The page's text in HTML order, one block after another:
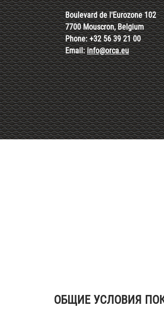
Boulevard de l'Eurozone 102
7700 Mouscron, Belgium
Phone: +32 56 39 21 00
Email:info@orca.eu
ОБЩИЕ УСЛОВИЯ